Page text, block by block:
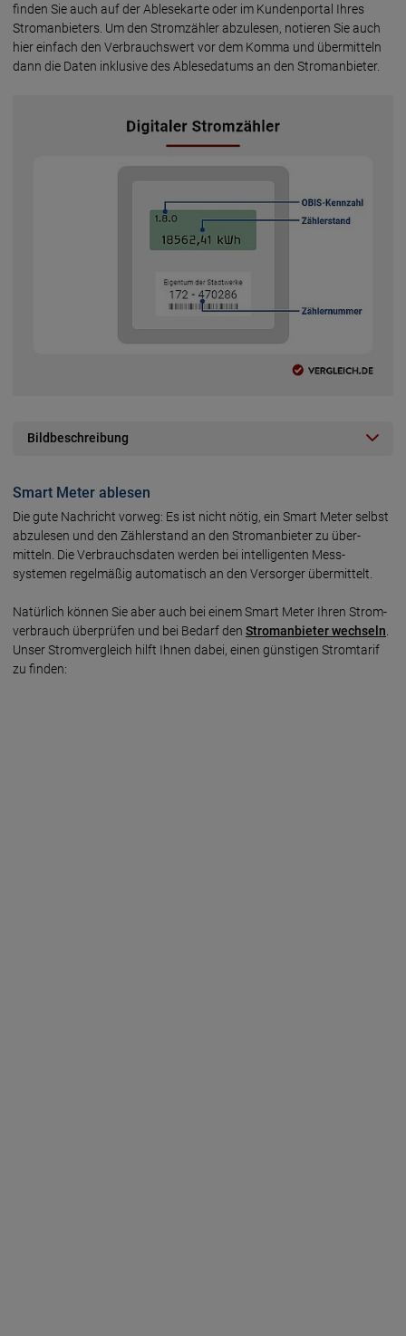
finden Sie auch auf der Ablese­karte oder im Kunden­portal Ihres
Strom­an­bieters. Um den Strom­zähler abzu­lesen, notieren Sie auch
hier einfach den Ver­brauchs­wert vor dem Komma und über­mitteln
dann die Daten inklu­sive des Ab­lese­datums an den Strom­anbieter.
Bildbeschreibung
Smart Meter ablesen
Die gute Nachricht vorweg: Es ist nicht nötig, ein Smart Meter selbst
abzu­lesen und den Zähler­stand an den Strom­anbieter zu über­
mitteln. Die Verbrauchs­daten werden bei intelli­genten Mess­
systemen regel­mäßig auto­matisch an den Ver­sorger übermittelt.
Natürlich können Sie aber auch bei einem Smart Meter Ihren Strom­
ver­brauch über­prüfen und bei Bedarf den Strom­anbieter wechseln
Unser Strom­ver­gleich hilft Ihnen dabei, einen güns­tigen Strom­tarif
zu finden: